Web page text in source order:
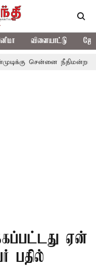
விளையாட்டு
நீதிமன்றம் பிடிவாராண்ட்
ஏன்
பதில்